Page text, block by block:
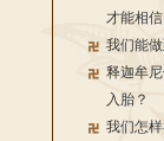
才能相信
我们能
释迦牟
入胎？
我们怎